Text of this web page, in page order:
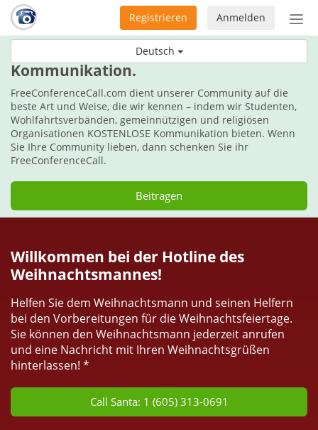
Deutsch
Anmelden
Registrieren
Schenken Sie diese Weihnachten
Kommunikation.
FreeConferenceCall.com dient unserer Community auf die
beste Art und Weise, die wir kennen – indem wir Studenten,
Wohlfahrtsverbänden, gemeinnützigen und religiösen
Organisationen KOSTENLOSE Kommunikation bieten. Wenn
Sie Ihre Community lieben, dann schenken Sie ihr
FreeConferenceCall.
Beitragen
Willkommen bei der Hotline des
Weihnachtsmannes!
Helfen Sie dem Weihnachtsmann und seinen Helfern
bei den Vorbereitungen für die Weihnachtsfeiertage.
Sie können den Weihnachtsmann jederzeit anrufen
und eine Nachricht mit Ihren Weihnachtsgrüßen
hinterlassen! *
Call Santa: 1 (605) 313-0691